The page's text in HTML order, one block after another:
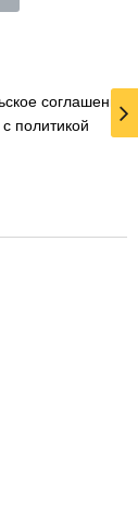
соглашение
политикой